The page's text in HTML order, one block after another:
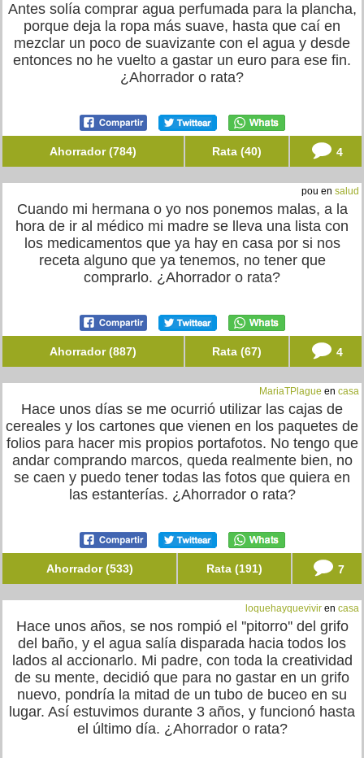
Antes solía comprar agua perfumada para la plancha,
porque deja la ropa más suave, hasta que caí en
mezclar un poco de suavizante con el agua y desde
entonces no he vuelto a gastar un euro para ese fin.
¿Ahorrador o rata?
Ahorrador (784) Rata (40) 4
pou en salud
Cuando mi hermana o yo nos ponemos malas, a la
hora de ir al médico mi madre se lleva una lista con
los medicamentos que ya hay en casa por si nos
receta alguno que ya tenemos, no tener que
comprarlo. ¿Ahorrador o rata?
Ahorrador (887) Rata (67) 4
MariaTPlague en casa
Hace unos días se me ocurrió utilizar las cajas de
cereales y los cartones que vienen en los paquetes de
folios para hacer mis propios portafotos. No tengo que
andar comprando marcos, queda realmente bien, no
se caen y puedo tener todas las fotos que quiera en
las estanterías. ¿Ahorrador o rata?
Ahorrador (533) Rata (191) 7
loquehayquevivir en casa
Hace unos años, se nos rompió el ''pitorro'' del grifo
del baño, y el agua salía disparada hacia todos los
lados al accionarlo. Mi padre, con toda la creatividad
de su mente, decidió que para no gastar en un grifo
nuevo, pondría la mitad de un tubo de buceo en su
lugar. Así estuvimos durante 3 años, y funcionó hasta
el último día. ¿Ahorrador o rata?